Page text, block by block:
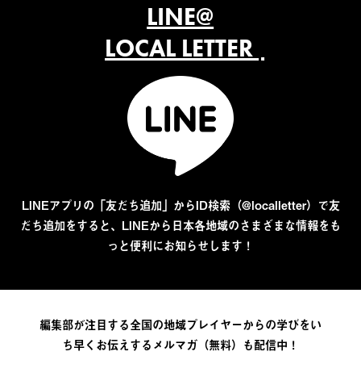
LINE@
LOCAL LETTER
LINEアプリの「友だち追加」からID検索（@localletter）で友
だち追加をすると、LINEから日本各地域のさまざまな情報をも
っと便利にお知らせします！
編集部が注目する全国の地域プレイヤーからの学びをい
ち早くお伝えするメルマガ（無料）も配信中！